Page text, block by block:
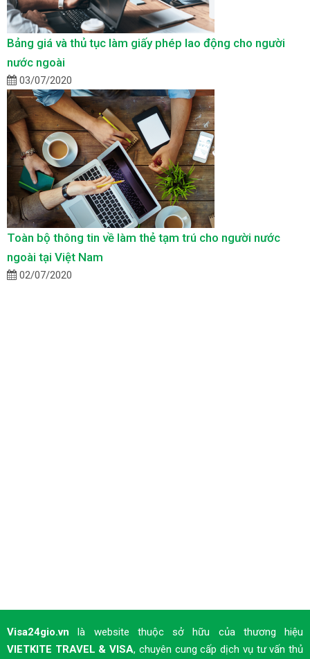
Bảng giá và thủ tục làm giấy phép lao động cho người
nước ngoài
03/07/2020
Toàn bộ thông tin về làm thẻ tạm trú cho người nước
ngoài tại Việt Nam
02/07/2020
Visa24gio.vn là website thuộc sở hữu của thương hiệu
VIETKITE TRAVEL & VISA, chuyên cung cấp dịch vụ tư vấn thủ